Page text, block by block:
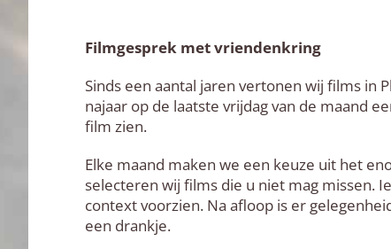
Filmgesprek met vriendenkring
Sinds een aantal jaren vertonen wij films in
najaar op de laatste vrijdag van de maand
film zien.
Elke maand maken we een keuze uit het
selecteren wij films die u niet mag missen.
context voorzien. Na afloop is er
een drankje.